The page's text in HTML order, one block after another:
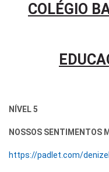
COLÉGIO
NÍVEL 5
NOSSOS SENTIMENTOS
https://padlet.com/